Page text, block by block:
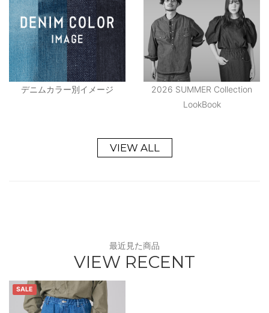
デニムカラー別イメージ
2026 SUMMER Collection
LookBook
VIEW ALL
最近見た商品
VIEW RECENT
SALE